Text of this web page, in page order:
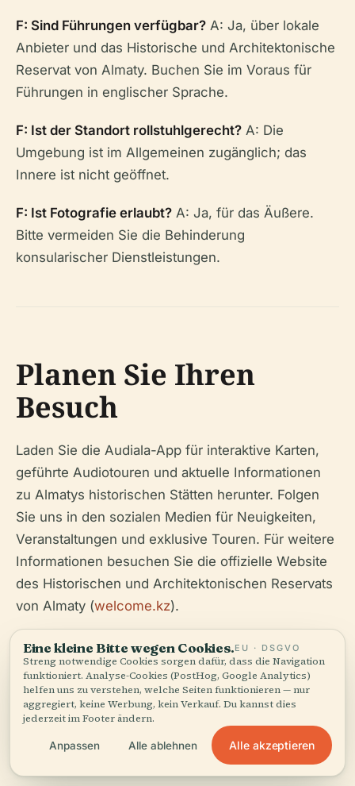
F: Sind Führungen verfügbar? A: Ja, über lokale
Anbieter und das Historische und Architektonische
Reservat von Almaty. Buchen Sie im Voraus für
Führungen in englischer Sprache.
F: Ist der Standort rollstuhlgerecht? A: Die
Umgebung ist im Allgemeinen zugänglich; das
Innere ist nicht geöffnet.
F: Ist Fotografie erlaubt? A: Ja, für das Äußere.
Bitte vermeiden Sie die Behinderung
konsularischer Dienstleistungen.
Planen Sie Ihren
Besuch
Laden Sie die Audiala-App für interaktive Karten,
geführte Audiotouren und aktuelle Informationen
zu Almatys historischen Stätten herunter. Folgen
Sie uns in den sozialen Medien für Neuigkeiten,
Veranstaltungen und exklusive Touren. Für weitere
Informationen besuchen Sie die offizielle Website
des Historischen und Architektonischen Reservats
von Almaty (welcome.kz).
Hören Sie die ganze Geschichte in der App
Eine kleine Bitte wegen Cookies.EU · DSGVO
Streng notwendige Cookies sorgen dafür, dass die Navigation
funktioniert. Analyse-Cookies (PostHog, Google Analytics)
helfen uns zu verstehen, welche Seiten funktionieren — nur
aggregiert, keine Werbung, kein Verkauf. Du kannst dies
jederzeit im Footer ändern.
Anpassen Alle ablehnen Alle akzeptieren